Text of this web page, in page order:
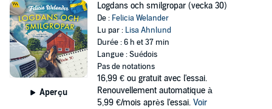
Aperçu
Logdans och smilgropar (vecka 30)
De : Felicia Welander
Lu par : Lisa Ahnlund
Durée : 6 h et 37 min
Langue : Suédois
Pas de notations
16,99 € ou gratuit avec l'essai.
Renouvellement automatique à
5,99 €/mois après l'essai. Voir